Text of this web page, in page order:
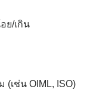
ย/เกิน
เช่น OIML, ISO)